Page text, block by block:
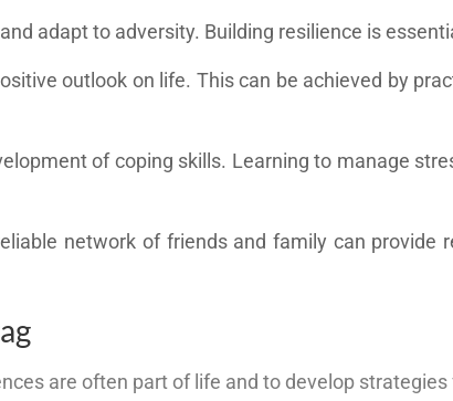
adapt to adversity. Building resilience is
outlook on life. This can be achieved by
of coping skills. Learning to manage
network of friends and family can provide
are often part of life and to develop